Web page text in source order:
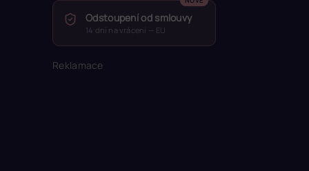
Odstoupení od smlouvy
14 dní na vrácení — EU
Reklamace